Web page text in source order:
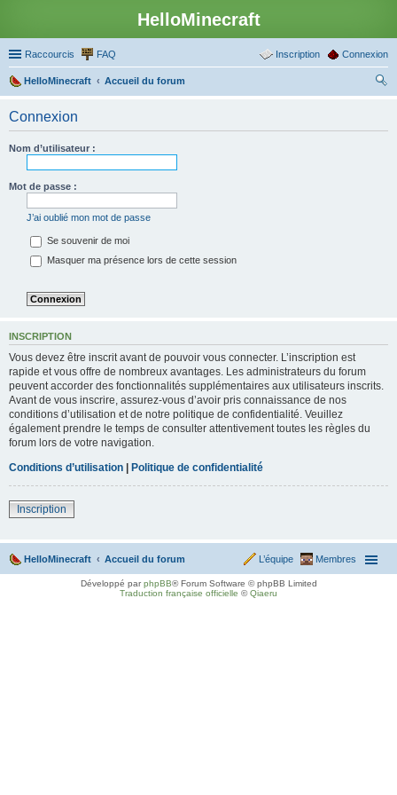
HelloMinecraft
Raccourcis FAQ Connexion
Inscription
HelloMinecraft
Accueil du forum
Connexion
Nom d’utilisateur :
Mot de passe :
J’ai oublié mon mot de passe
Se souvenir de moi
Masquer ma présence lors de cette session
INSCRIPTION
Vous devez être inscrit avant de pouvoir vous connecter. L’inscription est
rapide et vous offre de nombreux avantages. Les administrateurs du forum
peuvent accorder des fonctionnalités supplémentaires aux utilisateurs inscrits.
Avant de vous inscrire, assurez-vous d’avoir pris connaissance de nos
conditions d’utilisation et de notre politique de confidentialité. Veuillez
également prendre le temps de consulter attentivement toutes les règles du
forum lors de votre navigation.
Conditions d’utilisation | Politique de confidentialité
Inscription
HelloMinecraft Accueil du forum Membres
L’équipe
Développé parphpBB® Forum Software © phpBB Limited
Traduction française officielle ©Qiaeru